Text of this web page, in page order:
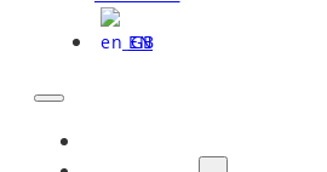
EN